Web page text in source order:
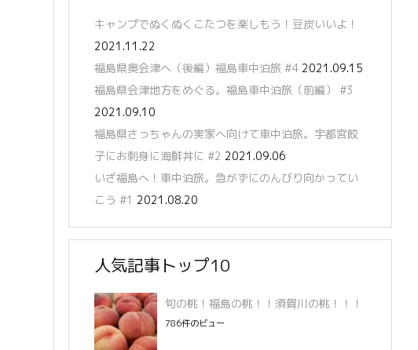
キャンプでぬくぬくこたつを楽しもう！豆炭いいよ！
2021.11.22
福島県奥会津へ（後編）福島車中泊旅 #4 2021.09.15
福島県会津地方をめぐる。福島車中泊旅（前編） #3
2021.09.10
福島県さっちゃんの実家へ向けて車中泊旅。宇都宮餃
子にお刺身に海鮮丼に #2 2021.09.06
いざ福島へ！車中泊旅。急がずにのんびり向かってい
こう #1 2021.08.20
人気記事トップ10
旬の桃！福島の桃！！須賀川の桃！！！
786件のビュー